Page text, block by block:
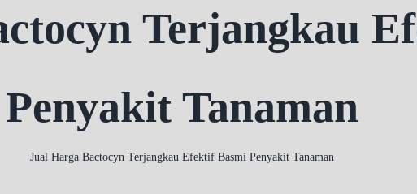
Terjangkau
Penyakit Tanaman
Jual Harga Bactocyn Terjangkau Efektif Basmi Penyakit Tanaman